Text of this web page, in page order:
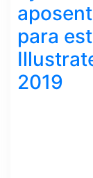
para
2019